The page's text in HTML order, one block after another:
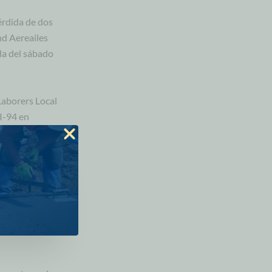
de dos
Aereailes
del sábado
Local
94 en
de
la
dos jóvenes
decidió
del Distrito